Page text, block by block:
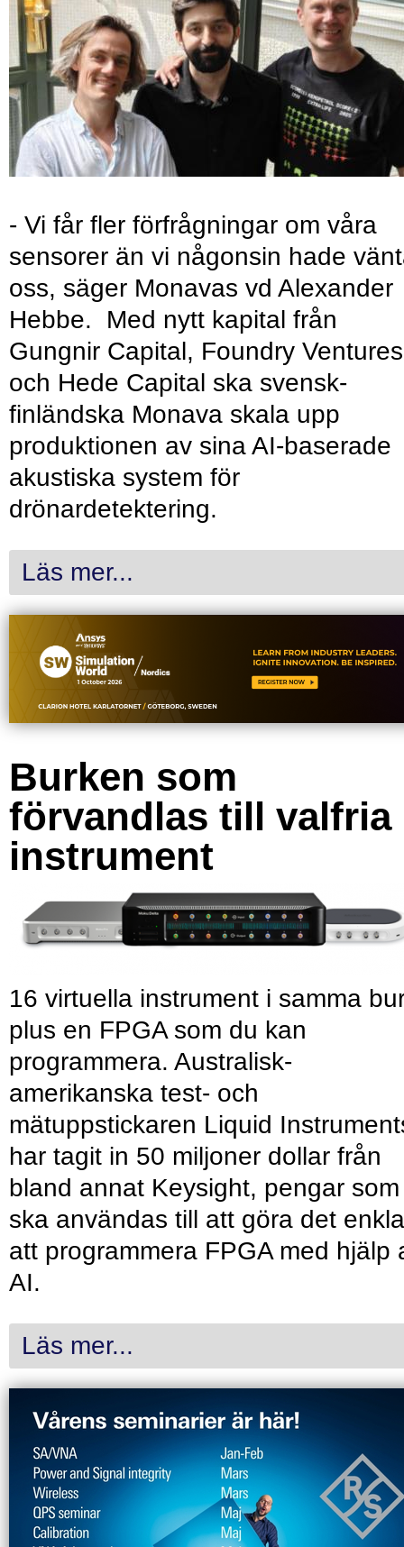
- Vi får fler förfrågningar om våra
sensorer än vi någonsin hade
oss, säger Monavas vd Alexander
Hebbe. Med nytt kapital från
Gungnir Capital, Foundry Ventures
och Hede Capital ska svensk-
finländska Monava skala upp
produktionen av sina AI-baserade
akustiska system för
drönardetektering.
Läs mer...
Burken som
förvandlas till valfria
instrument
16 virtuella instrument i samma
plus en FPGA som du kan
programmera. Australisk-
amerikanska test- och
mätuppstickaren Liquid
har tagit in 50 miljoner dollar från
bland annat Keysight, pengar som
ska användas till att göra det
att programmera FPGA med hjälp
AI.
Läs mer...